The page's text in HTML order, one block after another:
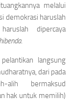
melalui
demokrasi haruslah
dipercaya
.
langsung
dari pada
alih bermaksud
hak untuk memilih)